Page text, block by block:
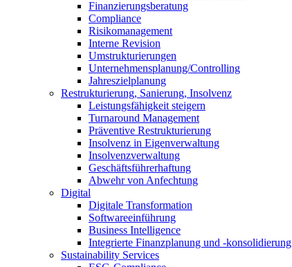
Finanzierungsberatung
Compliance
Risikomanagement
Interne Revision
Umstrukturierungen
Unternehmensplanung/Controlling
Jahreszielplanung
Restrukturierung, Sanierung, Insolvenz
Leistungsfähigkeit steigern
Turnaround Management
Präventive Restrukturierung
Insolvenz in Eigenverwaltung
Insolvenzverwaltung
Geschäftsführerhaftung
Abwehr von Anfechtung
Digital
Digitale Transformation
Softwareeinführung
Business Intelligence
Integrierte Finanzplanung und -konsolidierung
Sustainability Services